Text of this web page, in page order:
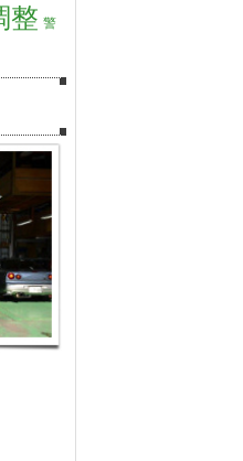
整 警